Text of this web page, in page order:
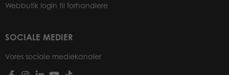
Webbutik login til forhandlere
SOCIALE MEDIER
Vores sociale mediekanaler